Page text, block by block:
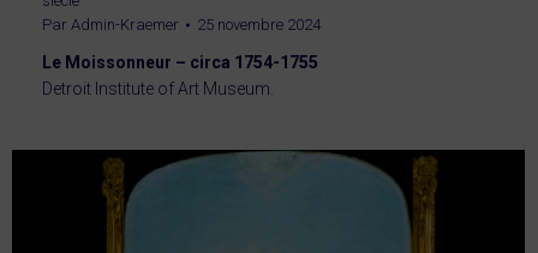
Par Admin-Kraemer 25 novembre 2024
Le Moissonneur – circa 1754-1755
Detroit Institute of Art Museum.